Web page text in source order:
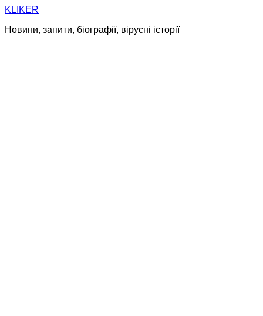
Skip
content
KLIKER
Новини, запити, біографії, вірусні історії